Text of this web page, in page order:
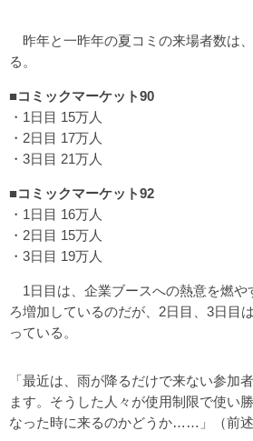
昨年と一昨年の夏コミの来場者数は
る。
■コミックマーケット90
・1日目 15万人
・2日目 17万人
・3日目 21万人
■コミックマーケット92
・1日目 16万人
・2日目 15万人
・3日目 19万人
1日目は、企業ブースへの熱意を燃や
ろ増加しているのだが、2日目、3日目
っている。
「最近は、雨が降るだけで来ない参加
ます。そうした人々が使用制限で使い
なった時に来るのかどうか……」（前述